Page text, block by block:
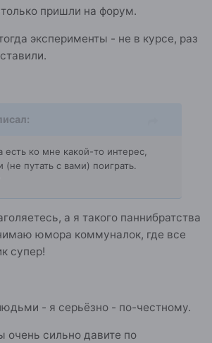
пришли на форум.
эксперименты - не в курсе, раз
есть ко мне какой-то интерес,
(не путать с вами) поиграть.
а я такого паннибратства
юмора коммуналок, где все
супер!
- я серьёзно - по-честному.
очень сильно давите по